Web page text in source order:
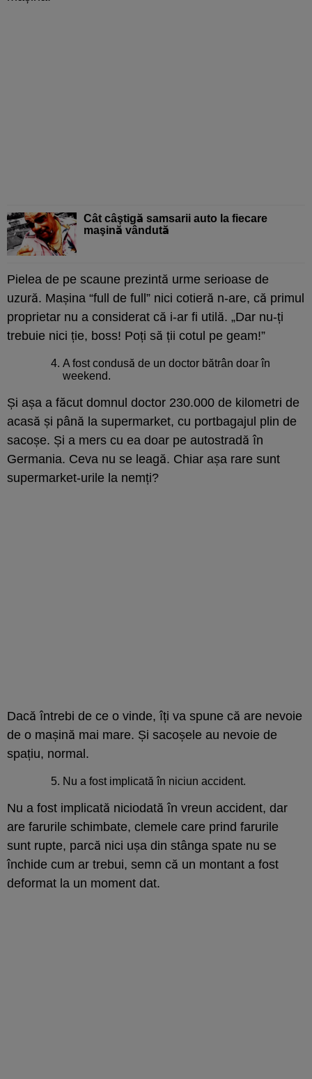
Cât câştigă samsarii auto la fiecare
maşină vândută
Pielea de pe scaune prezintă urme serioase de
uzură. Mașina “full de full” nici cotieră n-are, că primul
proprietar nu a considerat că i-ar fi utilă. „Dar nu-ți
trebuie nici ție, boss! Poți să ții cotul pe geam!”
A fost condusă de un doctor bătrân doar în
weekend.
Și așa a făcut domnul doctor 230.000 de kilometri de
acasă și până la supermarket, cu portbagajul plin de
sacoșe. Și a mers cu ea doar pe autostradă în
Germania. Ceva nu se leagă. Chiar așa rare sunt
supermarket-urile la nemți?
Dacă întrebi de ce o vinde, îți va spune că are nevoie
de o mașină mai mare. Și sacoșele au nevoie de
spațiu, normal.
Nu a fost implicată în niciun accident.
Nu a fost implicată niciodată în vreun accident, dar
are farurile schimbate, clemele care prind farurile
sunt rupte, parcă nici ușa din stânga spate nu se
închide cum ar trebui, semn că un montant a fost
deformat la un moment dat.